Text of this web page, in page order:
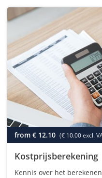
from € 12.10 (€ 10.00 excl.
Kostprijsberekening
Kennis over het